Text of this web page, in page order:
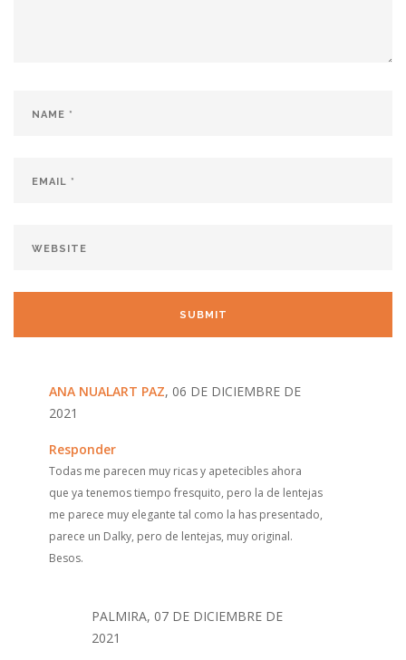
ANA NUALART PAZ, 06 DE DICIEMBRE DE
2021
Responder
Todas me parecen muy ricas y apetecibles ahora
que ya tenemos tiempo fresquito, pero la de lentejas
me parece muy elegante tal como la has presentado,
parece un Dalky, pero de lentejas, muy original.
Besos.
PALMIRA, 07 DE DICIEMBRE DE
2021